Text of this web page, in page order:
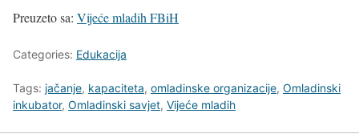
Preuzeto sa: Vijeće mladih FBiH
Categories: Edukacija
Tags: jačanje, kapaciteta, omladinske organizacije, Omladinski
inkubator, Omladinski savjet, Vijeće mladih